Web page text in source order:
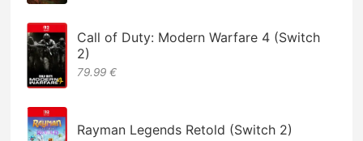
Call of Duty: Modern Warfare 4 (Switch
2)
79.99 €
Rayman Legends Retold (Switch 2)